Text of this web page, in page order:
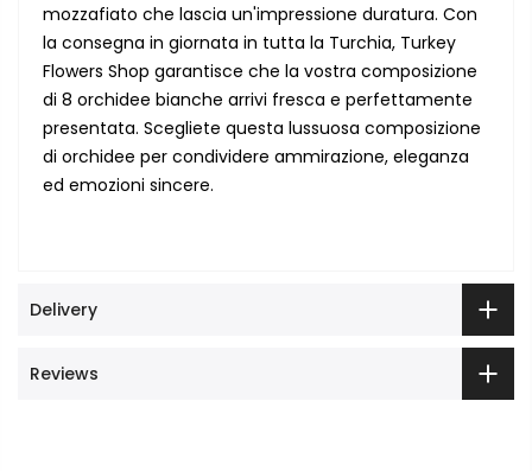
mozzafiato che lascia un'impressione duratura. Con
la consegna in giornata in tutta la Turchia, Turkey
Flowers Shop garantisce che la vostra composizione
di 8 orchidee bianche arrivi fresca e perfettamente
presentata. Scegliete questa lussuosa composizione
di orchidee per condividere ammirazione, eleganza
ed emozioni sincere.
Delivery
Reviews